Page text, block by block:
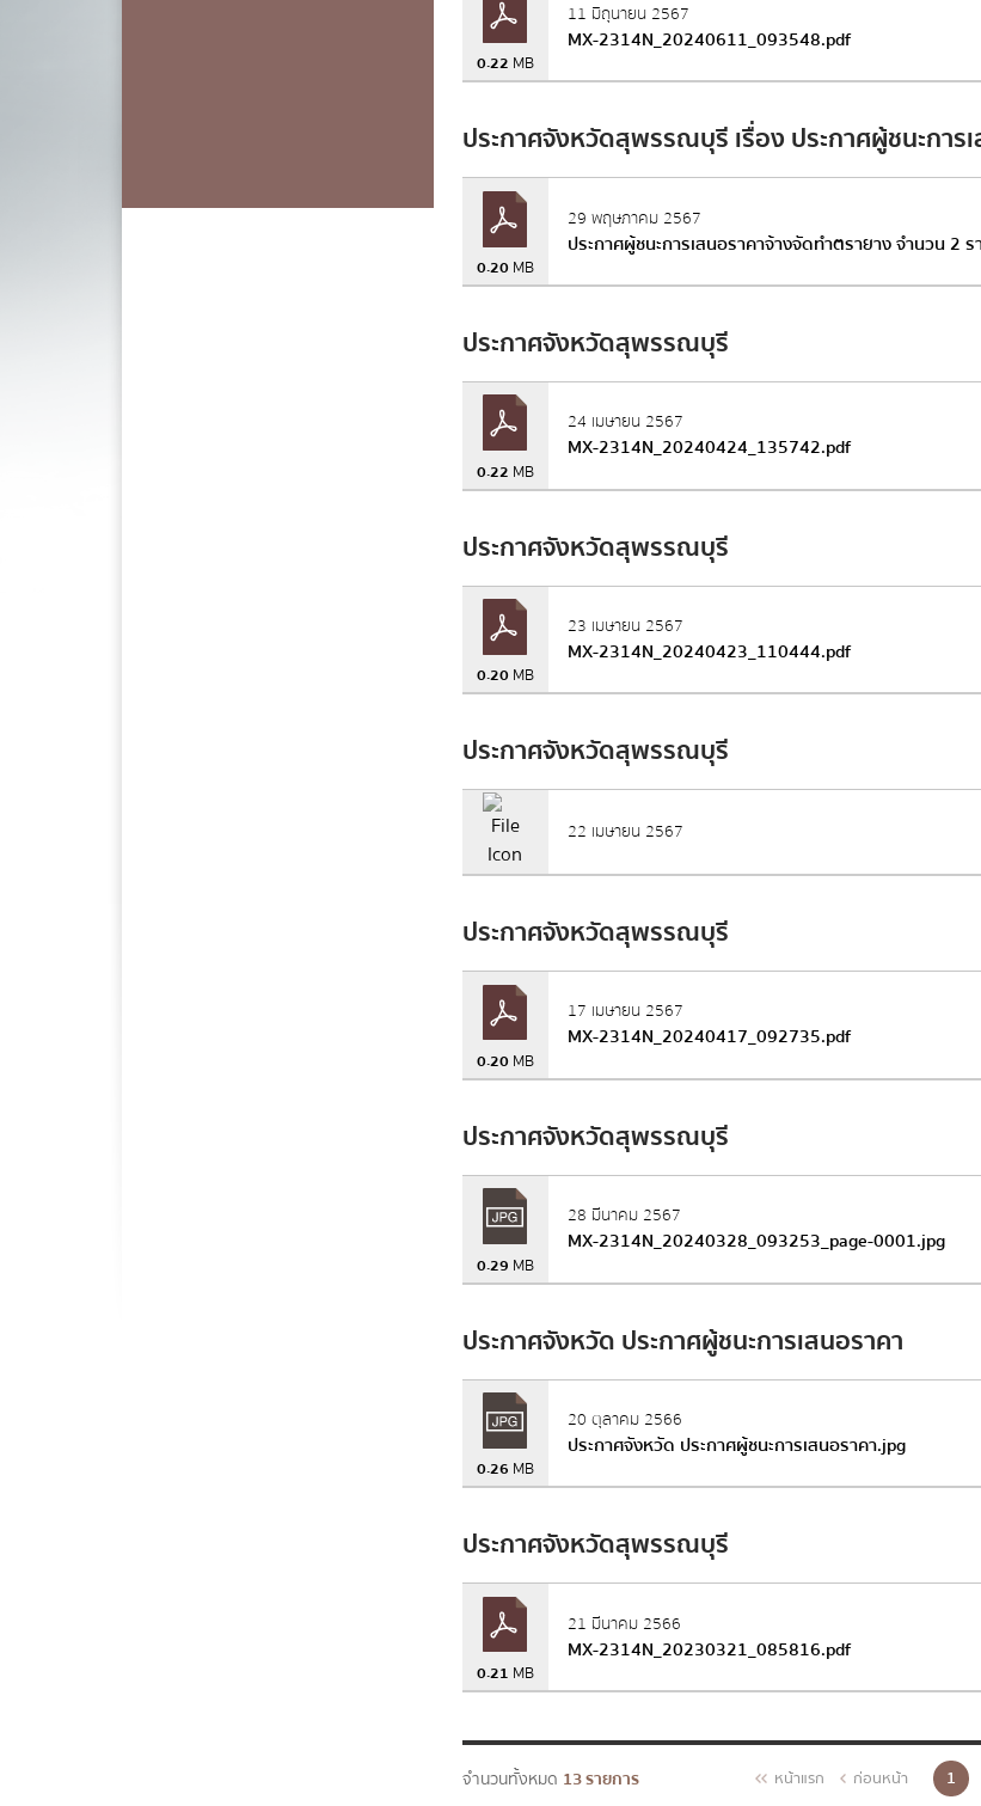
0.22 MB
11 มิถุนายน 2567
MX-2314N_20240611_093548.pdf
ประกาศจังหวัดสุพรรณบุรี เรื่อง ประกาศผู้ชนะการ
0.20 MB
29 พฤษภาคม 2567
ประกาศผู้ชนะการเสนอราคาจ้างจัดทำตรายาง จำนวน 2
ประกาศจังหวัดสุพรรณบุรี
0.22 MB
24 เมษายน 2567
MX-2314N_20240424_135742.pdf
ประกาศจังหวัดสุพรรณบุรี
0.20 MB
23 เมษายน 2567
MX-2314N_20240423_110444.pdf
ประกาศจังหวัดสุพรรณบุรี
22 เมษายน 2567
ประกาศจังหวัดสุพรรณบุรี
0.20 MB
17 เมษายน 2567
MX-2314N_20240417_092735.pdf
ประกาศจังหวัดสุพรรณบุรี
0.29 MB
28 มีนาคม 2567
MX-2314N_20240328_093253_page-0001.jpg
ประกาศจังหวัด ประกาศผู้ชนะการเสนอราคา
0.26 MB
20 ตุลาคม 2566
ประกาศจังหวัด ประกาศผู้ชนะการเสนอราคา.jpg
ประกาศจังหวัดสุพรรณบุรี
0.21 MB
21 มีนาคม 2566
MX-2314N_20230321_085816.pdf
จำนวนทั้งหมด 13 รายการ หน้าแรก ก่อนหน้า 1
เบอร์โทรศัพท์
อีเมล*
ข้อความ*